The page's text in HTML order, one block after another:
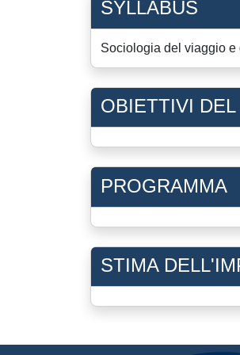
SYLLABUS
Sociologia del viaggio e
OBIETTIVI
PROGRAMMA
STIMA